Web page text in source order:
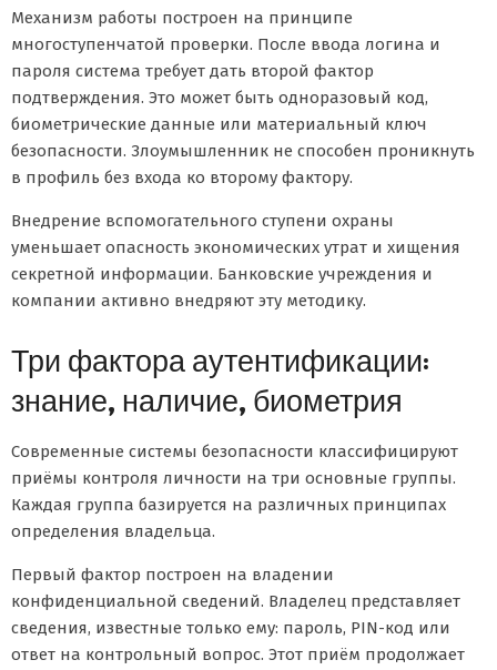
Механизм работы построен на принципе
многоступенчатой проверки. После ввода логина и
пароля система требует дать второй фактор
подтверждения. Это может быть одноразовый код,
биометрические данные или материальный ключ
безопасности. Злоумышленник не способен проникнуть
в профиль без входа ко второму фактору.
Внедрение вспомогательного ступени охраны
уменьшает опасность экономических утрат и хищения
секретной информации. Банковские учреждения и
компании активно внедряют эту методику.
Три фактора аутентификации:
знание, наличие, биометрия
Современные системы безопасности классифицируют
приёмы контроля личности на три основные группы.
Каждая группа базируется на различных принципах
определения владельца.
Первый фактор построен на владении
конфиденциальной сведений. Владелец представляет
сведения, известные только ему: пароль, PIN-код или
ответ на контрольный вопрос. Этот приём продолжает